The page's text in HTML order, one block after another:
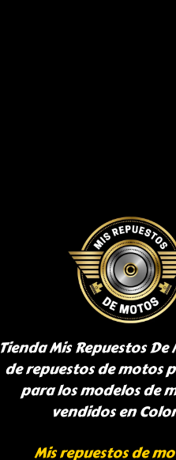
Tienda Mis Repuestos
de repuestos de motos
para los modelos de
vendidos en
Mis repuestos de